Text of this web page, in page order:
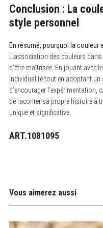
Conclusion : La
style personnel
En résumé, pourquoi la
L’association des couleurs
d’être maîtrisée. En jouant avec
individualité tout en adoptant
d’encourager l’expérimentation,
de raconter sa propre histoire à
unique et significative.
ART.1081095
Vous aimerez aussi